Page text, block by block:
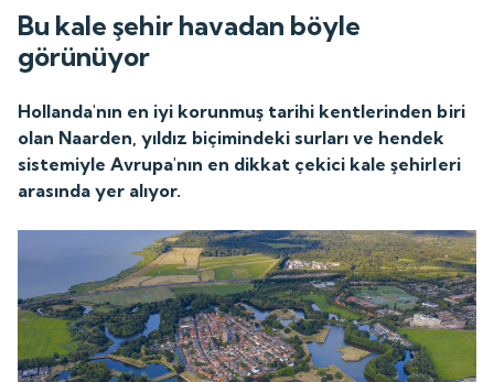
Bu kale şehir havadan böyle
görünüyor
Hollanda'nın en iyi korunmuş tarihi kentlerinden biri
olan Naarden, yıldız biçimindeki surları ve hendek
sistemiyle Avrupa'nın en dikkat çekici kale şehirleri
arasında yer alıyor.